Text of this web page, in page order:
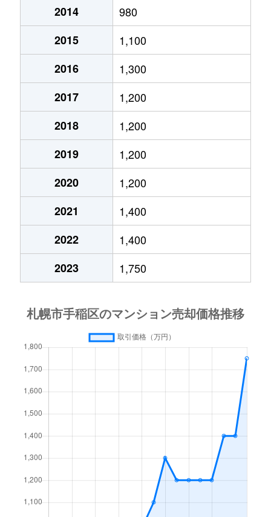
富丘２条
2,000万円
西宮の沢６条
2,200万円
星置１条
2,300万円
星置１条
1,800万円
星置１条
1,500万円
星置２条
1,400万円
前田５条
1,900万円
前田５条
910万円
2014
980
2015
1,100
2016
1,300
2017
1,200
2018
1,200
2019
1,200
2020
1,200
2021
1,400
2022
1,400
2023
1,750